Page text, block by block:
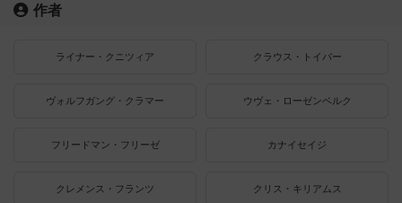
作者
ライナー・クニツィア クラウス・トイバー
ヴォルフガング・クラマー ウヴェ・ローゼンベルク
フリードマン・フリーゼ カナイセイジ
クレメンス・フランツ クリス・キリアムス